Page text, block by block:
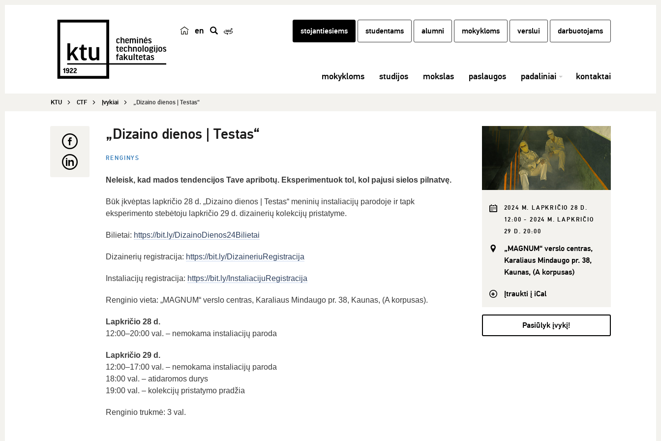
en stojantiesiems studentams alumni mokykloms verslui darbuotojams
mokykloms studijos mokslas paslaugos padaliniai kontaktai
KTU CTF Įvykiai „Dizaino dienos | Testas“
„Dizaino dienos | Testas“
RENGINYS
Neleisk, kad mados tendencijos Tave apribotų. Eksperimentuok tol, kol pajusi sielos pilnatvę.
Būk įkvėptas lapkričio 28 d. „Dizaino dienos | Testas“ meninių instaliacijų parodoje ir tapk
eksperimento stebėtoju lapkričio 29 d. dizainerių kolekcijų pristatyme.
Bilietai: https://bit.ly/DizainoDienos24Bilietai
Dizainerių registracija: https://bit.ly/DizaineriuRegistracija
Instaliacijų registracija: https://bit.ly/InstaliacijuRegistracija
Renginio vieta: „MAGNUM“ verslo centras, Karaliaus Mindaugo pr. 38, Kaunas, (A korpusas).
Lapkričio 28 d.
12:00–20:00 val. – nemokama instaliacijų paroda
Lapkričio 29 d.
12:00–17:00 val. – nemokama instaliacijų paroda
18:00 val. – atidaromos durys
19:00 val. – kolekcijų pristatymo pradžia
Renginio trukmė: 3 val.
2024 M. LAPKRIČIO 28 D.
12:00 - 2024 M. LAPKRIČIO
29 D. 20:00
„MAGNUM“ verslo centras,
Karaliaus Mindaugo pr. 38,
Kaunas, (A korpusas)
Įtraukti į iCal
Pasiūlyk įvykį!